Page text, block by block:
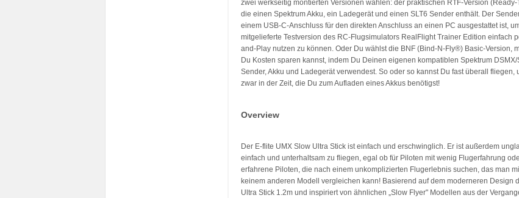
zwei werkseitig montierten Versionen wählen: der praktischen RTF-Version (Ready-
die einen Spektrum Akku, ein Ladegerät und einen SLT6 Sender enthält. Der
einem USB-C-Anschluss für den direkten Anschluss an einen PC ausgestattet ist,
mitgelieferte Testversion des RC-Flugsimulators RealFlight Trainer Edition einfach
and-Play nutzen zu können. Oder Du wählst die BNF (Bind-N-Fly®) Basic-Version,
Du Kosten sparen kannst, indem Du Deinen eigenen kompatiblen Spektrum DSMX/
Sender, Akku und Ladegerät verwendest. So oder so kannst Du fast überall fliegen,
zwar in der Zeit, die Du zum Aufladen eines Akkus benötigst!
Overview
Der E-flite UMX Slow Ultra Stick ist einfach und erschwinglich. Er ist außerdem
einfach und unterhaltsam zu fliegen, egal ob für Piloten mit wenig Flugerfahrung
erfahrene Piloten, die nach einem unkomplizierten Flugerlebnis suchen, das man
keinem anderen Modell vergleichen kann! Basierend auf dem moderneren Design
Ultra Stick 1.2m und inspiriert von ähnlichen „Slow Flyer" Modellen aus der